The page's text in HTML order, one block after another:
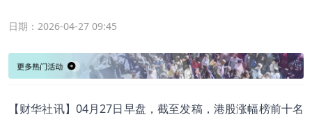
日期： 2026-04-27 09:45
【财华社讯】04月27日早盘，截至发稿，港股涨幅榜前十名